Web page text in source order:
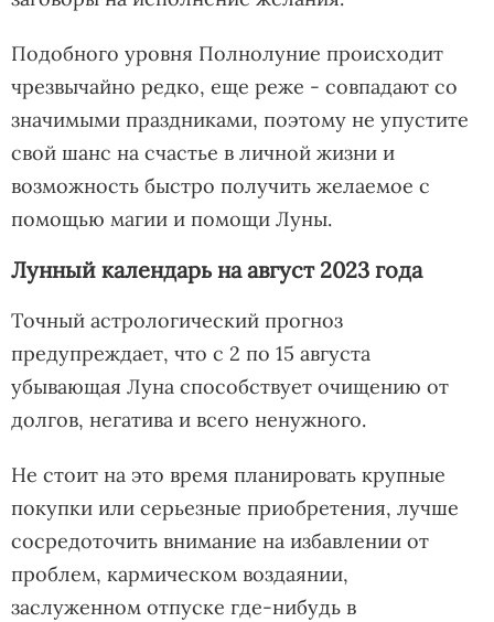
Подобного уровня Полнолуние происходит
чрезвычайно редко, еще реже - совпадают со
значимыми праздниками, поэтому не упустите
свой шанс на счастье в личной жизни и
возможность быстро получить желаемое с
помощью магии и помощи Луны.
Лунный календарь на август 2023 года
Точный астрологический прогноз
предупреждает, что с 2 по 15 августа
убывающая Луна способствует очищению от
долгов, негатива и всего ненужного.
Не стоит на это время планировать крупные
покупки или серьезные приобретения, лучше
сосредоточить внимание на избавлении от
проблем, кармическом воздаянии,
заслуженном отпуске где-нибудь в